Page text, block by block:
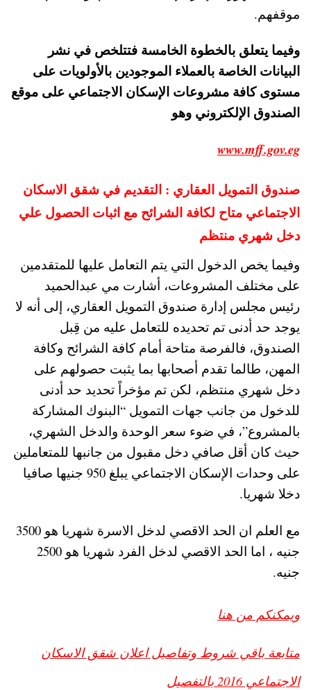
موقفهم.
وفيما يتعلق بالخطوة الخامسة فتتلخص في نشر
البيانات الخاصة بالعملاء الموجودين بالأولويات على
مستوى كافة مشروعات الإسكان الاجتماعي على موقع
الصندوق الإلكتروني وهو
www.mff.gov.eg
صندوق التمويل العقاري : التقديم في شقق الاسكان
الاجتماعي متاح لكافة الشرائح مع اثبات الحصول علي
دخل شهري منتظم
وفيما يخص الدخول التي يتم التعامل عليها للمتقدمين
على مختلف المشروعات، أشارت مي عبدالحميد
رئيس مجلس إدارة صندوق التمويل العقاري، إلى أنه لا
يوجد حد أدنى تم تحديده للتعامل عليه من قِبل
الصندوق، فالفرصة متاحة أمام كافة الشرائح وكافة
المهن، طالما تقدم أصحابها بما يثبت حصولهم على
دخل شهري منتظم، لكن تم مؤخراً تحديد حد أدنى
للدخول من جانب جهات التمويل “البنوك المشاركة
بالمشروع”، في ضوء سعر الوحدة والدخل الشهري،
حيث كان أقل صافي دخل مقبول من جانبها للمتعاملين
على وحدات الإسكان الاجتماعي يبلغ 950 جنيها صافيا
دخلا شهريا.
مع العلم ان الحد الاقصي لدخل الاسرة شهريا هو 3500
جنيه ، اما الحد الاقصي لدخل الفرد شهريا هو 2500
جنيه.
ويمكنكم من هنا
متابعة باقي شروط وتفاصيل اعلان شقق الاسكان
الاجتماعي 2016 بالتفصيل